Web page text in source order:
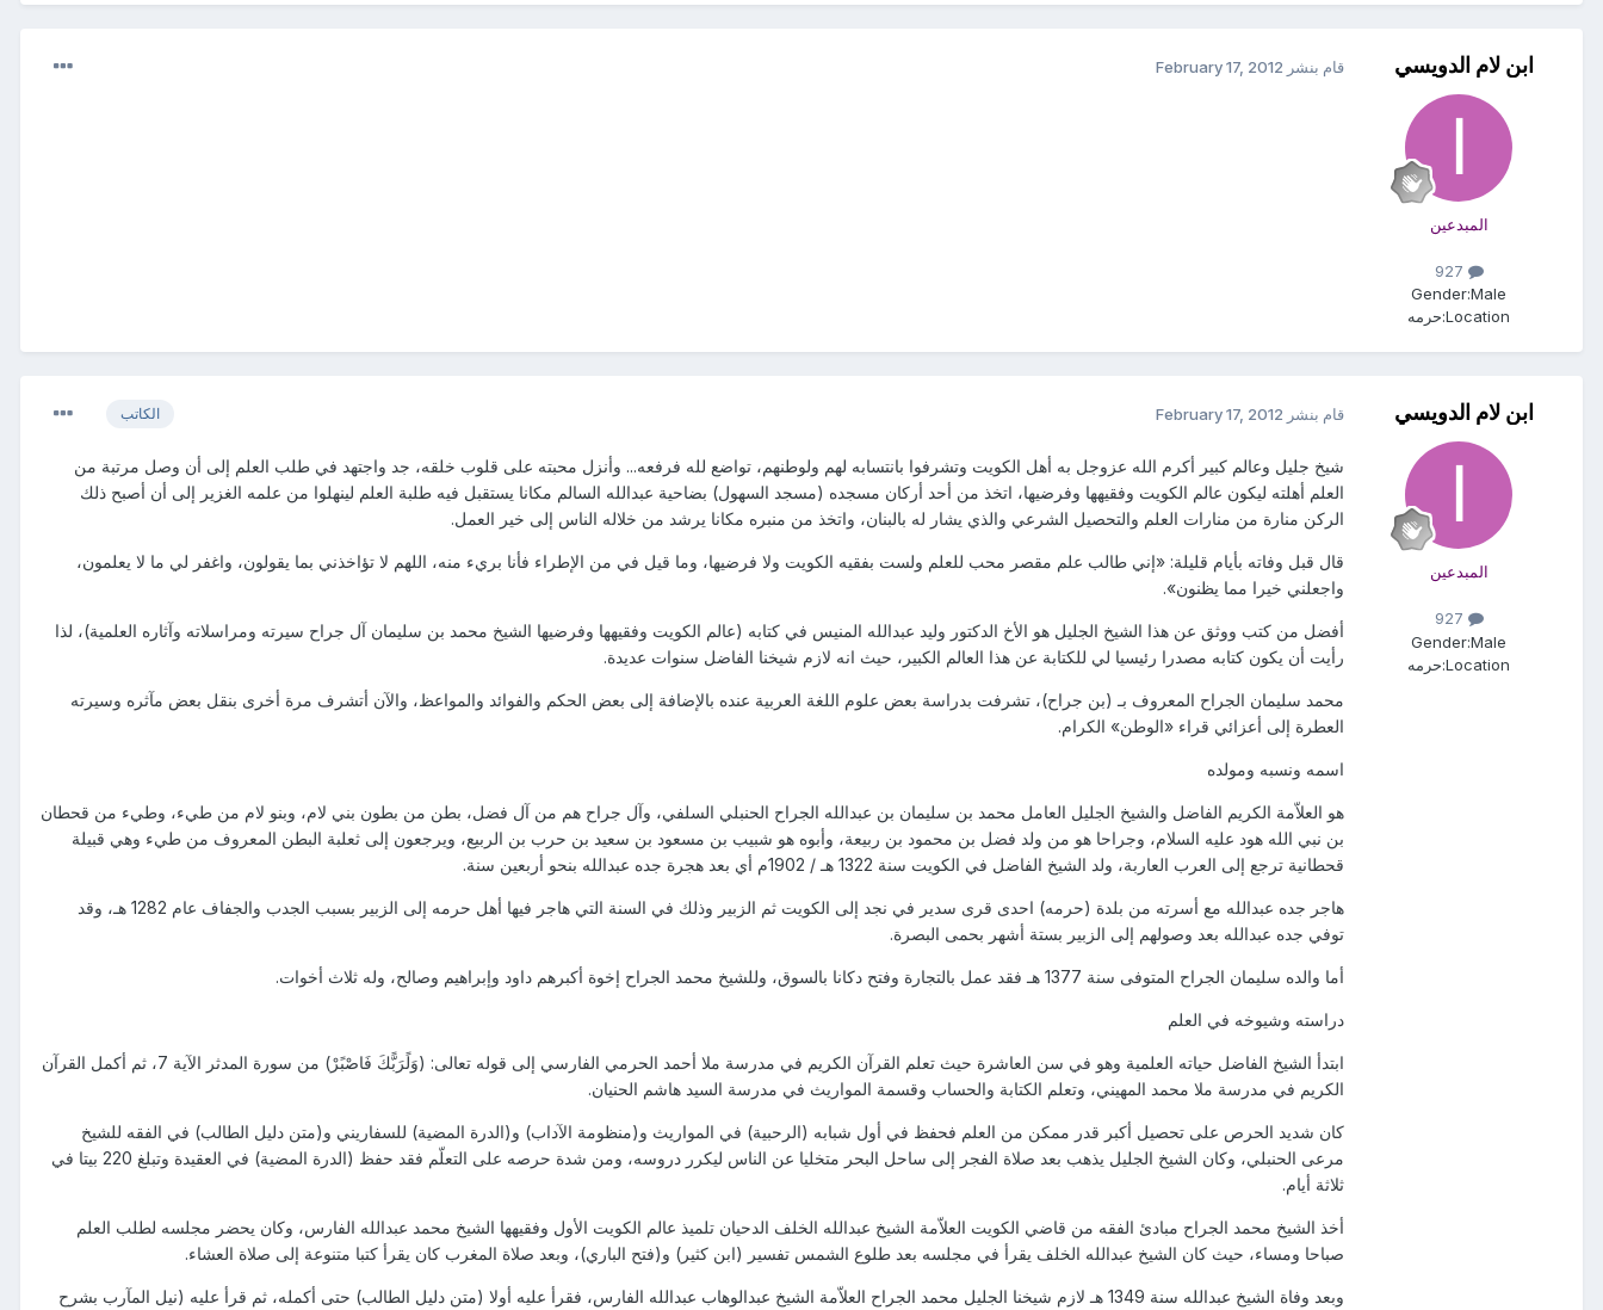
ابن لام الدويسي
المبدعين
Gender:Male
Location: حرمه
قام بنشر February 17, 2012
ابن لام الدويسي
المبدعين
Gender:Male
Location: حرمه
الكاتب قام بنشر February 17, 2012
شيخ جليل وعالم كبير أكرم الله عزوجل به أهل الكويت وتشرفوا بانتسابه لهم ولوطنهم، تواضع لله فرفعه... وأنزل محبته على قلوب خلقه، جد واجتهد في طلب العلم إلى أن وصل مرتبة من
العلم أهلته ليكون عالم الكويت وفقيهها وفرضيها، اتخذ من أحد أركان مسجده (مسجد السهول) بضاحية عبدالله السالم مكانا يستقبل فيه طلبة العلم لينهلوا من علمه الغزير إلى أن أصبح ذلك
الركن منارة من منارات العلم والتحصيل الشرعي والذي يشار له بالبنان، واتخذ من منبره مكانا يرشد من خلاله الناس إلى خير العمل.
قال قبل وفاته بأيام قليلة: «إني طالب علم مقصر محب للعلم ولست بفقيه الكويت ولا فرضيها، وما قيل في من الإطراء فأنا بريء منه، اللهم لا تؤاخذني بما يقولون، واغفر لي ما لا يعلمون،
واجعلني خيرا مما يظنون».
أفضل من كتب ووثق عن هذا الشيخ الجليل هو الأخ الدكتور وليد عبدالله المنيس في كتابه (عالم الكويت وفقيهها وفرضيها الشيخ محمد بن سليمان آل جراح سيرته ومراسلاته وآثاره العلمية)، لذا
رأيت أن يكون كتابه مصدرا رئيسيا لي للكتابة عن هذا العالم الكبير، حيث انه لازم شيخنا الفاضل سنوات عديدة.
محمد سليمان الجراح المعروف بـ (بن جراح)، تشرفت بدراسة بعض علوم اللغة العربية عنده بالإضافة إلى بعض الحكم والفوائد والمواعظ، والآن أتشرف مرة أخرى بنقل بعض مآثره وسيرته
العطرة إلى أعزائي قراء «الوطن» الكرام.
اسمه ونسبه ومولده
هو العلاّمة الكريم الفاضل والشيخ الجليل العامل محمد بن سليمان بن عبدالله الجراح الحنبلي السلفي، وآل جراح هم من آل فضل، بطن من بطون بني لام، وبنو لام من طيء، وطيء من قحطان
بن نبي الله هود عليه السلام، وجراحا هو من ولد فضل بن محمود بن ربيعة، وأبوه هو شبيب بن مسعود بن سعيد بن حرب بن الربيع، ويرجعون إلى ثعلبة البطن المعروف من طيء وهي قبيلة
قحطانية ترجع إلى العرب العاربة، ولد الشيخ الفاضل في الكويت سنة 1322 هـ / 1902م أي بعد هجرة جده عبدالله بنحو أربعين سنة.
هاجر جده عبدالله مع أسرته من بلدة (حرمه) احدى قرى سدير في نجد إلى الكويت ثم الزبير وذلك في السنة التي هاجر فيها أهل حرمه إلى الزبير بسبب الجدب والجفاف عام 1282 هـ، وقد
توفي جده عبدالله بعد وصولهم إلى الزبير بستة أشهر بحمى البصرة.
أما والده سليمان الجراح المتوفى سنة 1377 هـ فقد عمل بالتجارة وفتح دكانا بالسوق، وللشيخ محمد الجراح إخوة أكبرهم داود وإبراهيم وصالح، وله ثلاث أخوات.
دراسته وشيوخه في العلم
ابتدأ الشيخ الفاضل حياته العلمية وهو في سن العاشرة حيث تعلم القرآن الكريم في مدرسة ملا أحمد الحرمي الفارسي إلى قوله تعالى: (وَلًرَبًّكَ فَاصْبًرْ) من سورة المدثر الآية 7، ثم أكمل القرآن
الكريم في مدرسة ملا محمد المهيني، وتعلم الكتابة والحساب وقسمة المواريث في مدرسة السيد هاشم الحنيان.
كان شديد الحرص على تحصيل أكبر قدر ممكن من العلم فحفظ في أول شبابه (الرحبية) في المواريث و(منظومة الآداب) و(الدرة المضية) للسفاريني و(متن دليل الطالب) في الفقه للشيخ
مرعى الحنبلي، وكان الشيخ الجليل يذهب بعد صلاة الفجر إلى ساحل البحر متخليا عن الناس ليكرر دروسه، ومن شدة حرصه على التعلّم فقد حفظ (الدرة المضية) في العقيدة وتبلغ 220 بيتا في
ثلاثة أيام.
أخذ الشيخ محمد الجراح مبادئ الفقه من قاضي الكويت العلاّمة الشيخ عبدالله الخلف الدحيان تلميذ عالم الكويت الأول وفقيهها الشيخ محمد عبدالله الفارس، وكان يحضر مجلسه لطلب العلم
صباحا ومساء، حيث كان الشيخ عبدالله الخلف يقرأ في مجلسه بعد طلوع الشمس تفسير (ابن كثير) و(فتح الباري)، وبعد صلاة المغرب كان يقرأ كتبا متنوعة إلى صلاة العشاء.
وبعد وفاة الشيخ عبدالله سنة 1349 هـ لازم شيخنا الجليل محمد الجراح العلاّمة الشيخ عبدالوهاب عبدالله الفارس، فقرأ عليه أولا (متن دليل الطالب) حتى أكمله، ثم قرأ عليه (نيل المآرب بشرح